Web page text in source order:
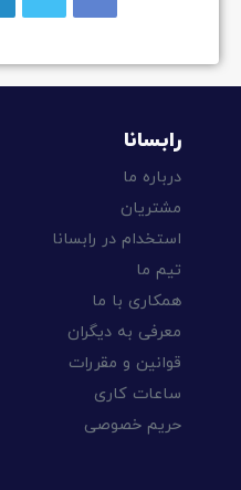
رابسانا
درباره ما
مشتریان
استخدام در رابسانا
تیم ما
همکاری با ما
معرفی به دیگران
قوانین و مقررات
ساعات کاری
حریم خصوصی